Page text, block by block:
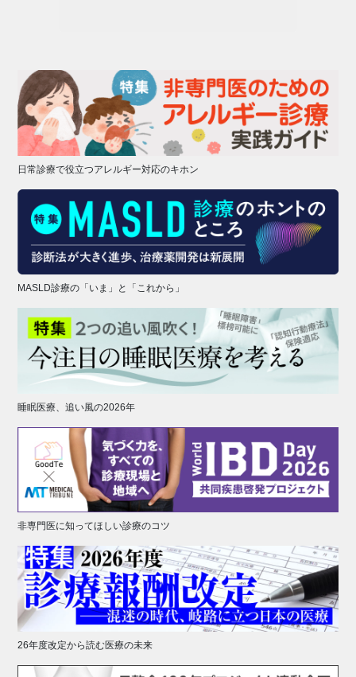
日常診療で役立つアレルギー対応のキホン
MASLD診療の「いま」と「これから」
睡眠医療、追い風の2026年
非専門医に知ってほしい診療のコツ
26年度改定から読む医療の未来